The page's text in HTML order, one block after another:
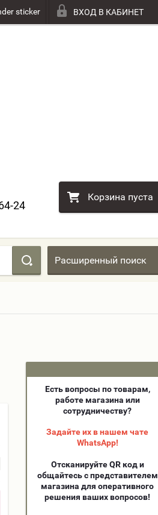
sticker ВХОД В КАБИНЕТ
24
Корзина пуста
Расширенный поиск
Есть вопросы по товарам,
работе магазина или
сотрудничеству?
Задайте их в нашем чате
WhatsApp!
Отсканируйте QR код и
общайтесь с представителем
магазина для оперативного
решения ваших вопросов!